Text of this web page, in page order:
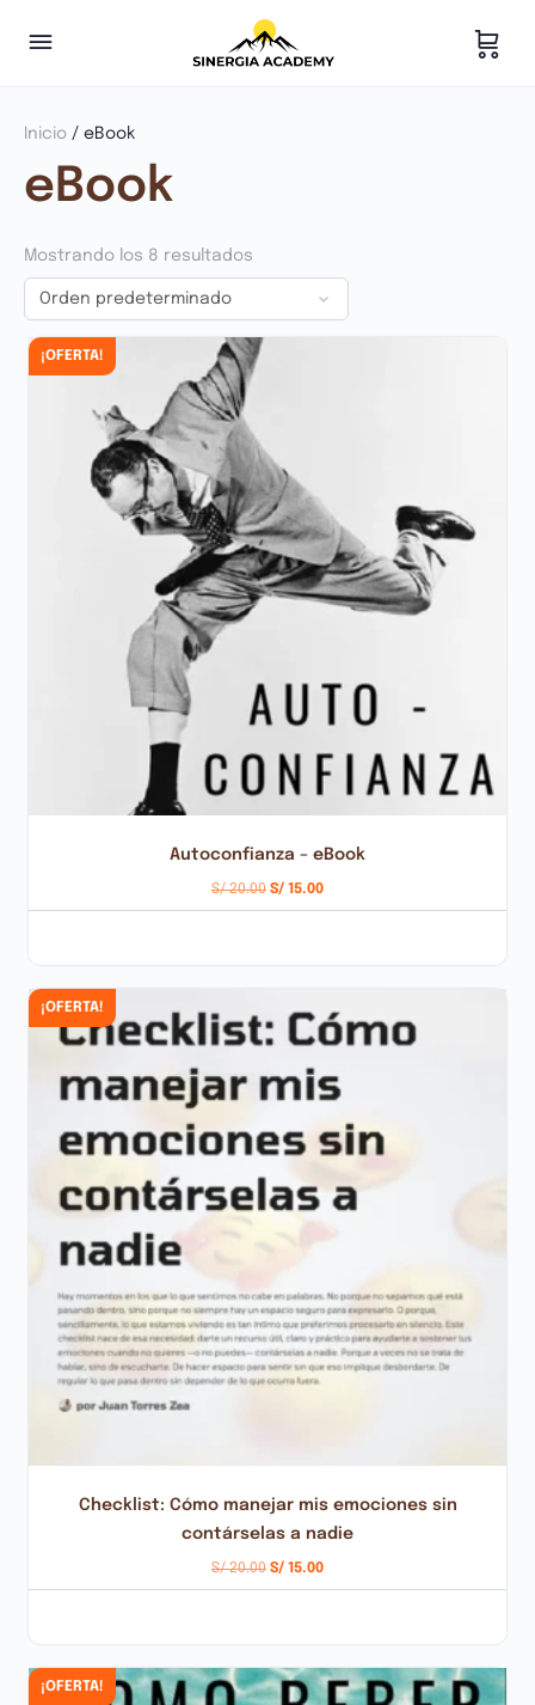
Inicio / eBook
eBook
Mostrando los 8 resultados
¡OFERTA!
Autoconfianza – eBook
S/20.00 S/ 15.00
¡OFERTA!
Checklist: Cómo manejar mis emociones sin
contárselas a nadie
S/20.00 S/ 15.00
¡OFERTA!